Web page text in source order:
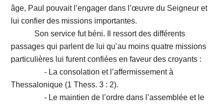
âge, Paul pouvait l’engager dans l’œuvre du Seigneur et
lui confier des missions importantes.
Son service fut béni. Il ressort des différents
passages qui parlent de lui qu’au moins quatre missions
particulières lui furent confiées en faveur des croyants :
- La consolation et l’affermissement à
Thessalonique (1 Thess. 3 : 2).
- Le maintien de l’ordre dans l’assemblée et le